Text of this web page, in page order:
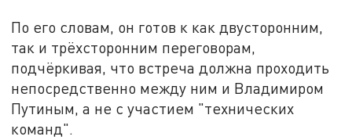
По его словам, он готов к как двусторонним,
так и трёхсторонним переговорам,
подчёркивая, что встреча должна проходить
непосредственно между ним и Владимиром
Путиным, а не с участием "технических
команд".